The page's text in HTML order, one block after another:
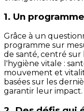
1. Un
Grâce à un
programme sur
de santé, centré sur
l'hygiène vitale :
mouvement et
basées sur les
garantir leur impact.